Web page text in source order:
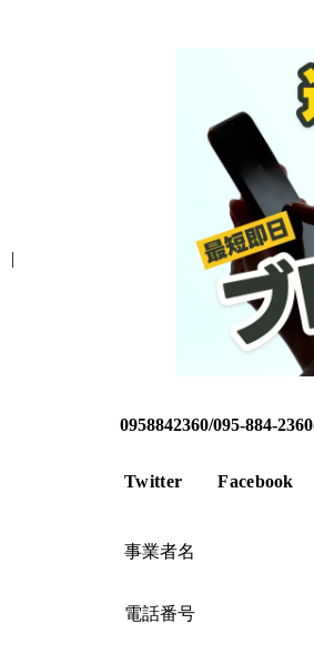
0958842360/095-884-
Twitter Facebook
事業者名
電話番号